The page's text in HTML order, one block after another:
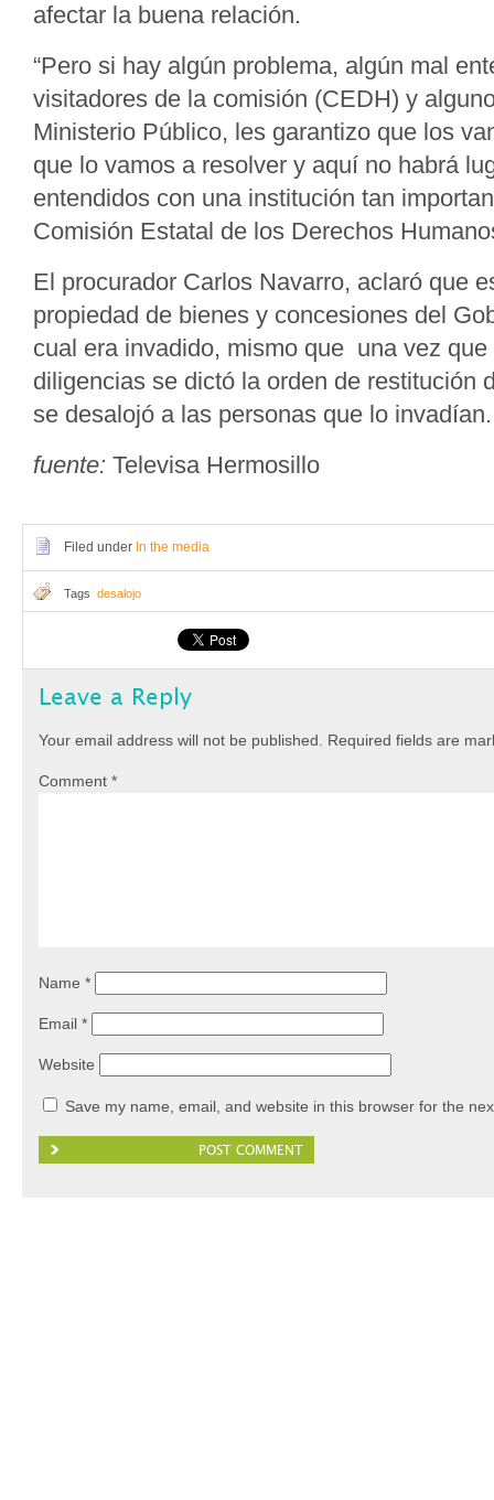
afectar la buena relación.
“Pero si hay algún problema, algún mal
visitadores de la comisión (CEDH) y
Ministerio Público, les garantizo que los
que lo vamos a resolver y aquí no habrá
entendidos con una institución tan
Comisión Estatal de los Derechos
El procurador Carlos Navarro, aclaró que
propiedad de bienes y concesiones del
cual era invadido, mismo que una vez
diligencias se dictó la orden de restitución
se desalojó a las personas que lo invadían.
fuente: Televisa Hermosillo
Filed under In the media
Tags desalojo
Leave a Reply
Your email address will not be published. Required fields are
Comment *
Name *
Email *
Website
Save my name, email, and website in this browser for the